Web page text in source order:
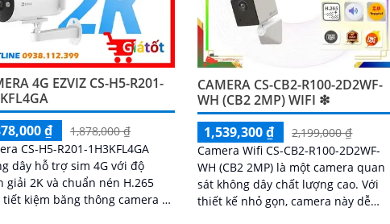
4G EZVIZ CS-H5-R201-
₫
1,878,000 ₫
CS-H5-R201-1H3KFL4GA
dây hỗ trợ sim 4G với độ
giải 2K và chuẩn nén H.265
kiệm băng thông camera có
CAMERA CS-CB2-R100-2D2WF-
WH (CB2 2MP) WIFI ❇
1,539,300 ₫
2,199,000 ₫
Camera Wifi CS-CB2-R100-2D2WF-
WH (CB2 2MP) là một camera quan
sát không dây chất lượng cao. Với
thiết kế nhỏ gọn, camera này dễ